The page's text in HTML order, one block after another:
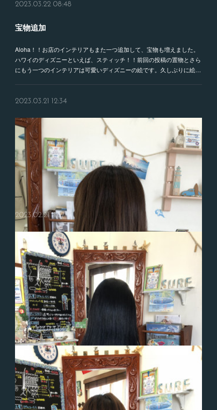
2023.03.22 08:48
宝物追加
Aloha！！お店のインテリアもまた一つ追加して、宝物も増えました。
ハワイのディズニーといえば、スティッチ！！前回の投稿の置物とさら
にもう一つのインテリアは可愛いディズニーの絵です。久しぶりに絵…
2023.03.21 12:34
☆春のイメチェンに☆
侍ジャパンが日本にいいニュースを届けてくれいますね☆みなさんも応
2023.02.21 11:57
2023.02.07 14:42